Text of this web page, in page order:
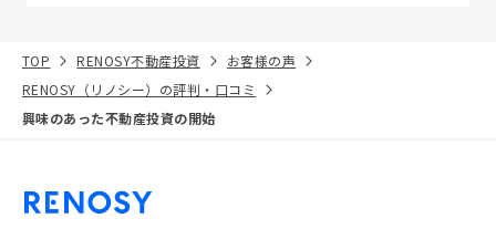
TOP RENOSY不動産投資
お客様の声
RENOSY（リノシー）の評判・口コミ
興味のあった不動産投資の開始